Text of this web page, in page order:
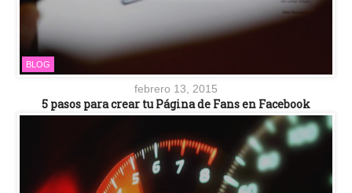
BLOG
febrero 13, 2015
5 pasos para crear tu Página de Fans en Facebook